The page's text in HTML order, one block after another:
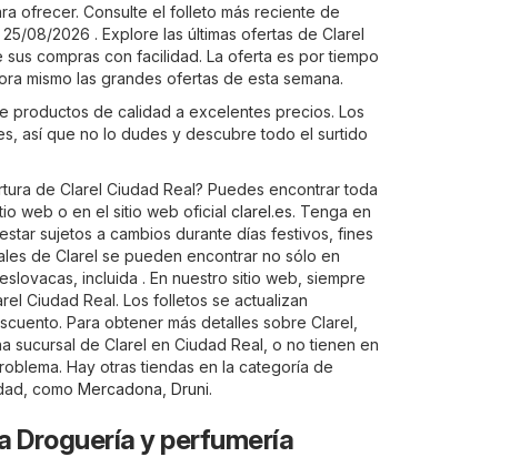
ofrecer. Consulte el folleto más reciente de
08/2026 . Explore las últimas ofertas de Clarel
compras con facilidad. La oferta es por tiempo
mismo las grandes ofertas de esta semana.
productos de calidad a excelentes precios. Los
así que no lo dudes y descubre todo el surtido
de Clarel Ciudad Real? Puedes encontrar toda
web o en el sitio web oficial clarel.es. Tenga en
sujetos a cambios durante días festivos, fines
de Clarel se pueden encontrar no sólo en
incluida . En nuestro sitio web, siempre
Ciudad Real. Los folletos se actualizan
Para obtener más detalles sobre Clarel,
sucursal de Clarel en Ciudad Real, o no tienen en
Hay otras tiendas en la categoría de
como Mercadona Druni.
Droguería y perfumería